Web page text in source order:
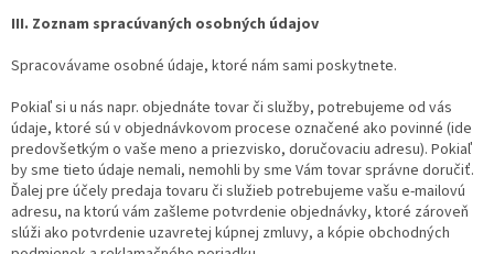
III. Zoznam spracúvaných osobných údajov
Spracovávame osobné údaje, ktoré nám sami poskytnete.
Pokiaľ si u nás napr. objednáte tovar či služby, potrebujeme od vás
údaje, ktoré sú v objednávkovom procese označené ako povinné (ide
predovšetkým o vaše meno a priezvisko, doručovaciu adresu). Pokiaľ
by sme tieto údaje nemali, nemohli by sme Vám tovar správne doručiť.
Ďalej pre účely predaja tovaru či služieb potrebujeme vašu e-mailovú
adresu, na ktorú vám zašleme potvrdenie objednávky, ktoré zároveň
slúži ako potvrdenie uzavretej kúpnej zmluvy, a kópie obchodných